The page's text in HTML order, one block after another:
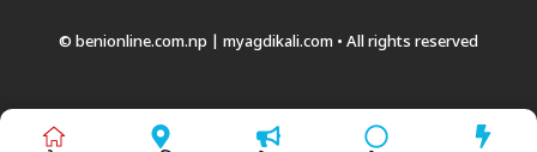
© benionline.com.np | myagdikali.com • All rights reserved